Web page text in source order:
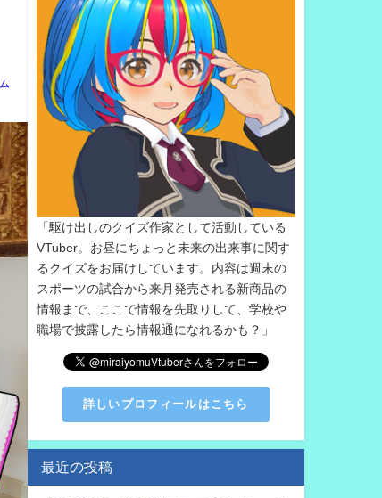
「駆け出しのクイズ作家として活動している
VTuber。お昼にちょっと未来の出来事に関す
るクイズをお届けしています。内容は週末の
スポーツの試合から来月発売される新商品の
情報まで、ここで情報を先取りして、学校や
職場で披露したら情報通になれるかも？」
詳しいプロフィールはこちら
最近の投稿